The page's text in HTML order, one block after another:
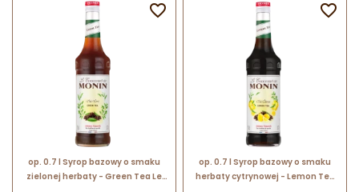
op. 0.7 l Syrop bazowy o smaku
zielonej herbaty - Green Tea Le

op. 0.7 l Syrop bazowy o smaku
herbaty cytrynowej - Lemon Tea
